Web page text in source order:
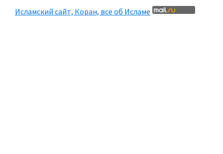
Исламский сайт, Коран, все об Исламе